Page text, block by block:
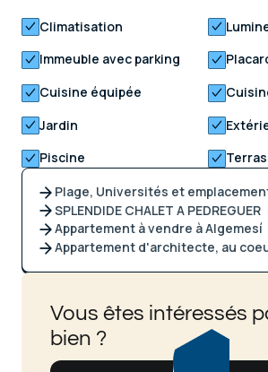
Climatisation
Immeuble avec parking
Cuisine équipée
Jardin
Piscine
Plage, Universités et
SPLENDIDE CHALET A PEDREGUER
Appartement à vendre à Algemesí
Appartement d'architecte, au
Vous êtes intéressés
bien ?